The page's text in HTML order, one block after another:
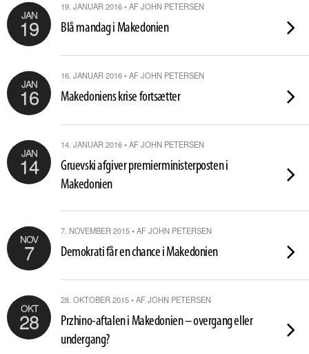
JAN
19
19. JANUAR 2016 • AF JOHN PETERSEN
Blå mandag i Makedonien
JAN
16
16. JANUAR 2016 • AF JOHN PETERSEN
Makedoniens krise fortsætter
JAN
14
14. JANUAR 2016 • AF JOHN PETERSEN
Gruevski afgiver premierministerposten i
Makedonien
NOV
7
7. NOVEMBER 2015 • AF JOHN PETERSEN
Demokrati får en chance i Makedonien
OKT
28
28. OKTOBER 2015 • AF JOHN PETERSEN
Przhino-aftalen i Makedonien – overgang eller
undergang?